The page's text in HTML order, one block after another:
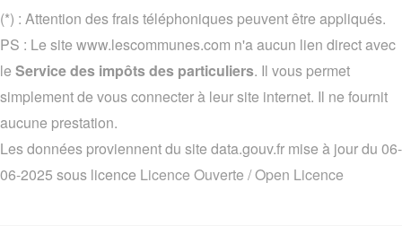
(*) : Attention des frais téléphoniques peuvent être appliqués.
PS : Le site www.lescommunes.com n'a aucun lien direct avec
le Service des impôts des particuliers. Il vous permet
simplement de vous connecter à leur site internet. Il ne fournit
aucune prestation.
Les données proviennent du site data.gouv.fr mise à jour du 06-
06-2025 sous licence Licence Ouverte / Open Licence